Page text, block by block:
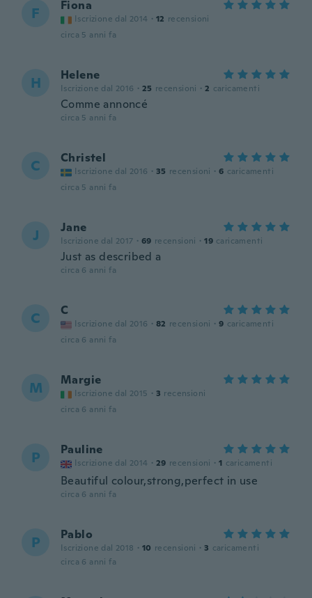
F Fiona
Iscrizione dal 2014 · 12 recensioni
circa 5 anni fa
H Helene
Iscrizione dal 2016 · 25 recensioni · 2 caricamenti
Comme annoncé
circa 5 anni fa
C Christel
Iscrizione dal 2016 · 35 recensioni · 6 caricamenti
circa 5 anni fa
J Jane
Iscrizione dal 2017 · 69 recensioni · 19 caricamenti
Just as described a
circa 6 anni fa
C C
Iscrizione dal 2016 · 82 recensioni · 9 caricamenti
circa 6 anni fa
M Margie
Iscrizione dal 2015 · 3 recensioni
circa 6 anni fa
P Pauline
Iscrizione dal 2014 · 29 recensioni · 1 caricamenti
Beautiful colour,strong,perfect in use
circa 6 anni fa
P Pablo
Iscrizione dal 2018 · 10 recensioni · 3 caricamenti
circa 6 anni fa